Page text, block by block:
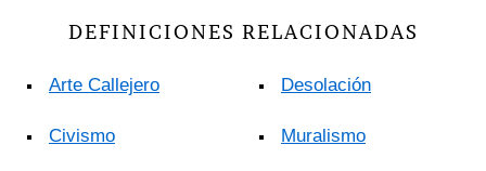
DEFINICIONES RELACIONADAS
Arte Callejero
Civismo
Desolación
Muralismo